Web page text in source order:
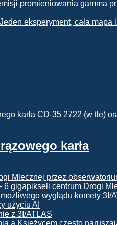
Jeden eksperyment, cała
karła
6 gigapikseli centrum Drogi
z 3I/ATLAS